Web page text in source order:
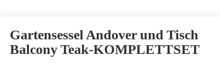
Gartensessel Andover und Tisch
Balcony Teak-KOMPLETTSET